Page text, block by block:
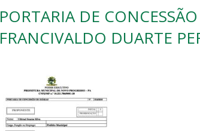
PORTARIA DE
FRANCIVALDO DUARTE